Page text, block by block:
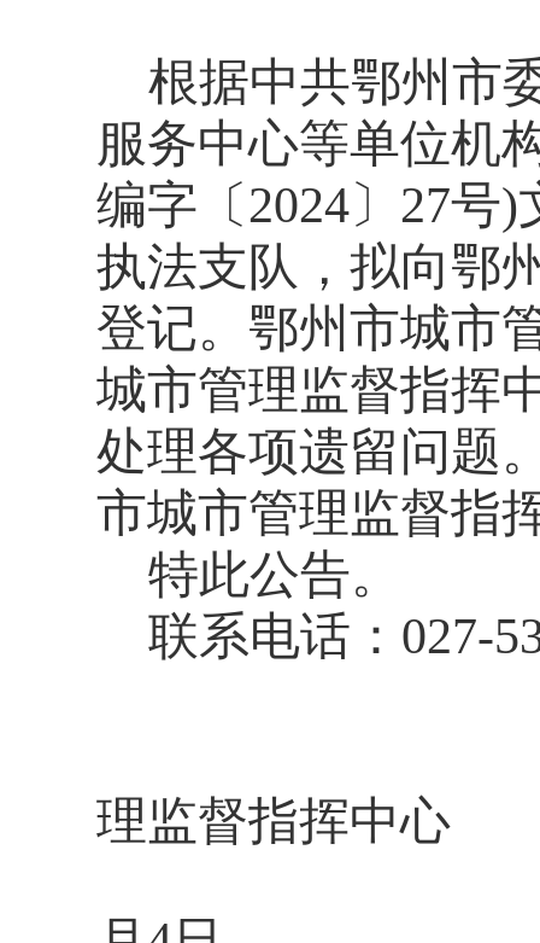
根据中共鄂州市
服务中心等单位机
编字〔2024〕27号
执法支队，拟向鄂
登记。鄂州市城市
城市管理监督指挥
处理各项遗留问题
市城市管理监督指
特此公告。
联系电话： 027-
理监督指挥中心